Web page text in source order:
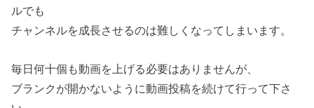
ルでも
チャンネルを成長させるのは難しくなってしまいます。
毎日何十個も動画を上げる必要はありませんが、
ブランクが開かないように動画投稿を続けて行って下さ